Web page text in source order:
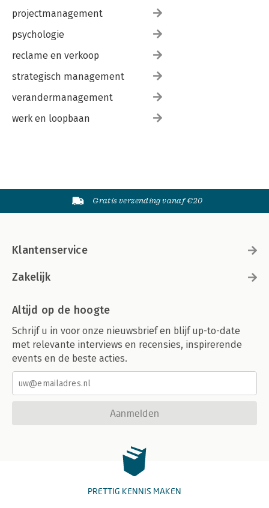
projectmanagement
psychologie
reclame en verkoop
strategisch management
verandermanagement
werk en loopbaan
Gratis verzending vanaf €20
Klantenservice
Zakelijk
Altijd op de hoogte
Schrijf u in voor onze nieuwsbrief en blijf up-to-date
met relevante interviews en recensies, inspirerende
events en de beste acties.
Aanmelden
PRETTIG KENNIS MAKEN